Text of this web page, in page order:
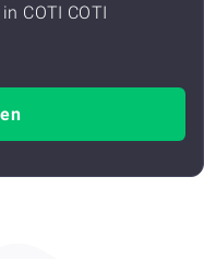
COTI COTI